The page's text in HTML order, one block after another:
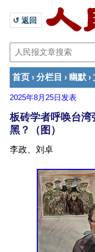
↺ 返回
首页 › 分栏目 › 幽默 ›
2025年8月25日 发表
板砖学者呼唤台
黑？（图）
李政、刘卓